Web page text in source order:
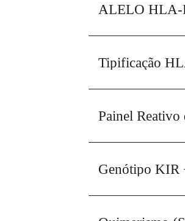
ALELO HLA-
Tipificação
Painel
Genótipo KIR